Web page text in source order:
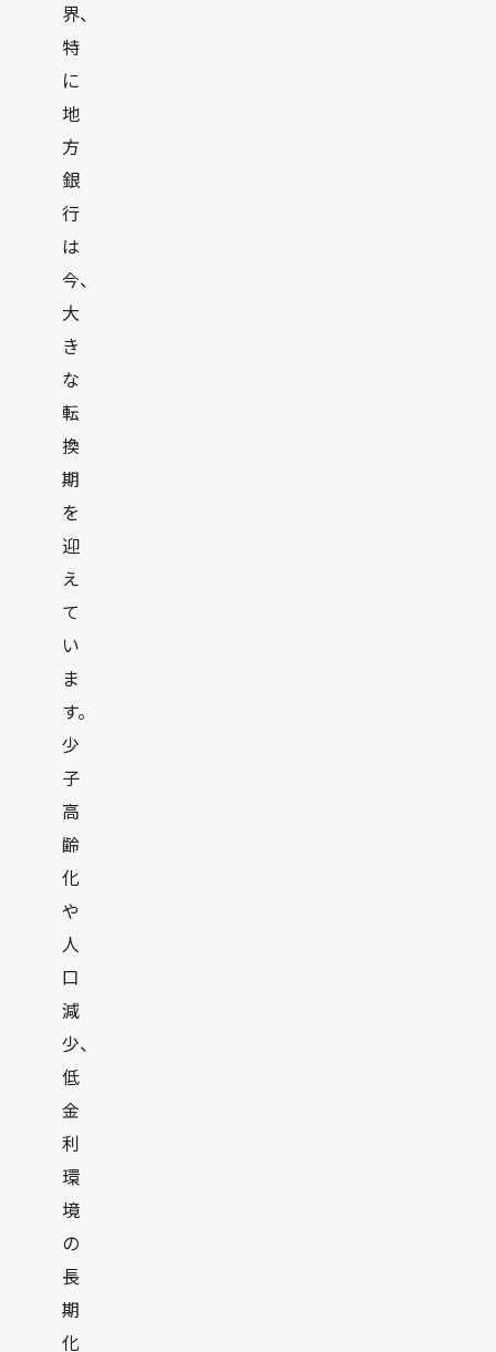
界、
特
に
地
方
銀
行
は
今、
大
き
な
転
換
期
を
迎
え
て
い
ま
す。
少
子
高
齢
化
や
人
口
減
少、
低
金
利
環
境
の
長
期
化